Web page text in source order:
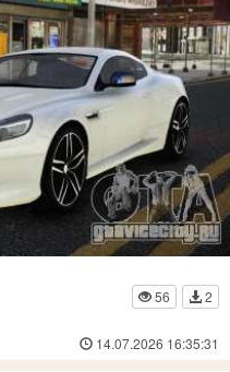
56
2
14.07.2026 16:35:31